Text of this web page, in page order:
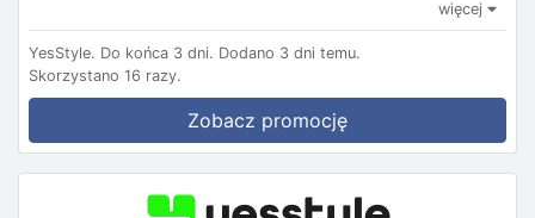
więcej
YesStyle. Do końca 3 dni. Dodano 3 dni temu.
Skorzystano 16 razy.
Zobacz promocję